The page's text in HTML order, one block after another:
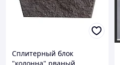
Сплитерный блок